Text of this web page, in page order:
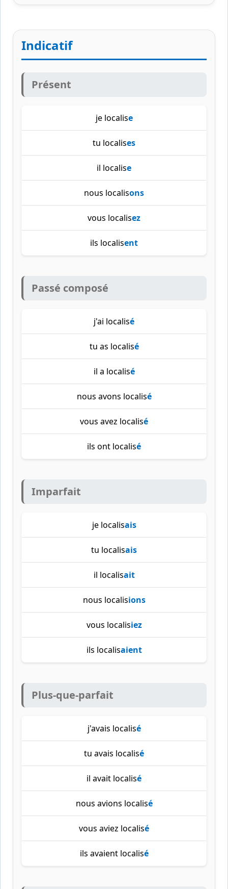
Indicatif
Présent
je localise
tu localises
il localise
nous localisons
vous localisez
ils localisent
Passé composé
j'ai localisé
tu as localisé
il a localisé
nous avons localisé
vous avez localisé
ils ont localisé
Imparfait
je localisais
tu localisais
il localisait
nous localisions
vous localisiez
ils localisaient
Plus-que-parfait
j'avais localisé
tu avais localisé
il avait localisé
nous avions localisé
vous aviez localisé
ils avaient localisé